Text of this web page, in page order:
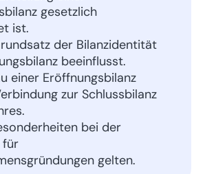
gesetzlich
ist.
der Bilanzidentität
beeinflusst.
einer Eröffnungsbilanz
zur Schlussbilanz
bei der
für
gelten.